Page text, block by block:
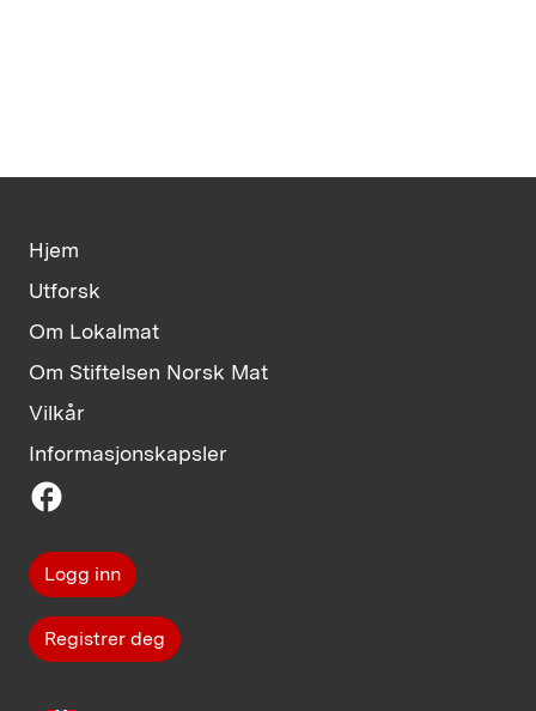
Hjem
Utforsk
Om Lokalmat
Om Stiftelsen Norsk Mat
Vilkår
Informasjonskapsler
facebook
Logg inn
Registrer deg